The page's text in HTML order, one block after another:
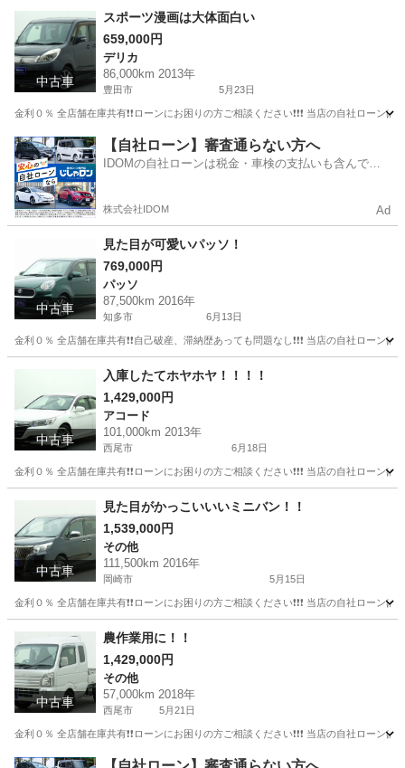
愛知 西尾市 その他 ローン
中古車
スポーツ漫画は大体面白い
659,000円
デリカ
86,000km 2013年
豊田市 5月23日
金利０％ 全店舗在庫共有❗️❗️ローンにお困りの方ご相談ください❗️❗️❗️ 当店の自社ロ
愛知 豊田市 デリカ ローン
【自社ローン】審査通らない方へ
IDOMの自社ローンは税金・車検の支払いも含んでい
株式会社IDOM Ad
中古車
見た目が可愛いパッソ！
769,000円
パッソ
87,500km 2016年
知多市 6月13日
金利０％ 全店舗在庫共有❗️❗️自己破産、滞納歴あっても問題なし❗️❗️❗️ 当店の自社ロ
パッソ 頭金
中古車
入庫したてホヤホヤ！！！！
1,429,000円
アコード
101,000km 2013年
西尾市 6月18日
金利０％ 全店舗在庫共有❗️❗️ローンにお困りの方ご相談ください❗️❗️❗️ 当店の自社ロ
アコード
中古車
見た目がかっこいいいミニバン！！
1,539,000円
その他
111,500km 2016年
岡崎市 5月15日
金利０％ 全店舗在庫共有❗️❗️ローンにお困りの方ご相談ください❗️❗️❗️ 当店の自社ロ
その他 エスクァイア
中古車
農作業用に！！
1,429,000円
その他
57,000km 2018年
西尾市 5月21日
金利０％ 全店舗在庫共有❗️❗️ローンにお困りの方ご相談ください❗️❗️❗️ 当店の自社ロ
愛知 西尾市 その他 スーパーキャリイ